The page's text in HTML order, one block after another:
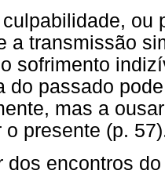
ou
a transmissão
sofrimento
do passado
mas a
o presente (p.
dos encontros